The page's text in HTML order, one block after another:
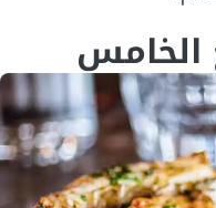
الخامس